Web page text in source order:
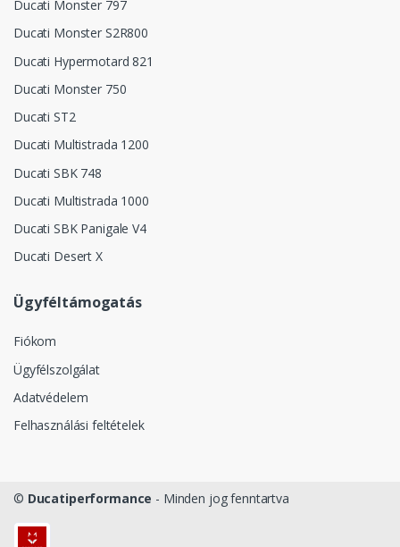
Ducati Monster 797
Ducati Monster S2R800
Ducati Hypermotard 821
Ducati Monster 750
Ducati ST2
Ducati Multistrada 1200
Ducati SBK 748
Ducati Multistrada 1000
Ducati SBK Panigale V4
Ducati Desert X
Ügyféltámogatás
Fiókom
Ügyfélszolgálat
Adatvédelem
Felhasználási feltételek
© Ducatiperformance - Minden jog fenntartva